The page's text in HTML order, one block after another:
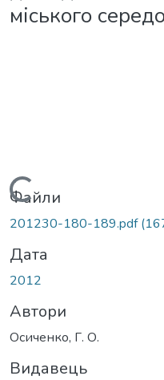
міського
Вантажиться...
Файли
201230-180-189.pdf
Дата
2012
Автори
Осиченко, Г. О.
Видавець